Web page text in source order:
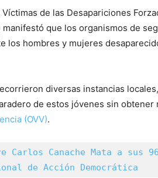
de las Desapariciones
que los organismos de
los hombres y mujeres
diversas instancias
de estos jóvenes sin obtener
(OVV).
Carlos Canache Mata a sus
de Acción Democrática